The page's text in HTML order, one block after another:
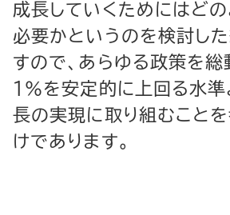
成長していくためにはど
必要かというのを検討し
すので、あらゆる政策を総
１％を安定的に上回る水
長の実現に取り組むこと
けであります。